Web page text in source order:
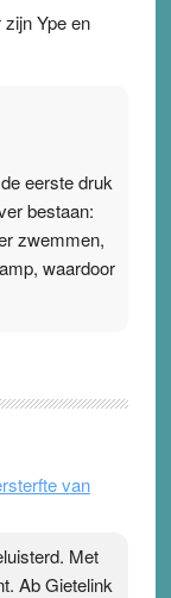
Ype en
eerste druk
bestaan:
zwemmen,
waardoor
te verlagen
heeft zo’n
te
van
Met
Ab Gietelink